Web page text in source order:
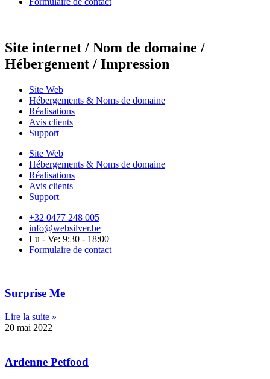
Site internet / Nom de domaine /
Hébergement / Impression
Site Web
Hébergements & Noms de domaine
Réalisations
Avis clients
Support
Site Web
Hébergements & Noms de domaine
Réalisations
Avis clients
Support
+32 0477 248 005
info@websilver.be
Lu - Ve: 9:30 - 18:00
Formulaire de contact
Surprise Me
Lire la suite »
20 mai 2022
Ardenne Petfood